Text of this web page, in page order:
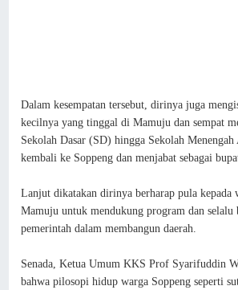
Dalam kesempatan tersebut, dirinya juga
kecilnya yang tinggal di Mamuju dan sempat
Sekolah Dasar (SD) hingga Sekolah
kembali ke Soppeng dan menjabat sebagai
Lanjut dikatakan dirinya berharap pula kepada
Mamuju untuk mendukung program dan selalu
pemerintah dalam membangun daerah.
Senada, Ketua Umum KKS Prof Syarifuddin
bahwa pilosopi hidup warga Soppeng seperti